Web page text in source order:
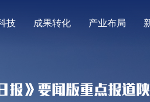
技 成果转化 产业布局
报》要闻版重点报道